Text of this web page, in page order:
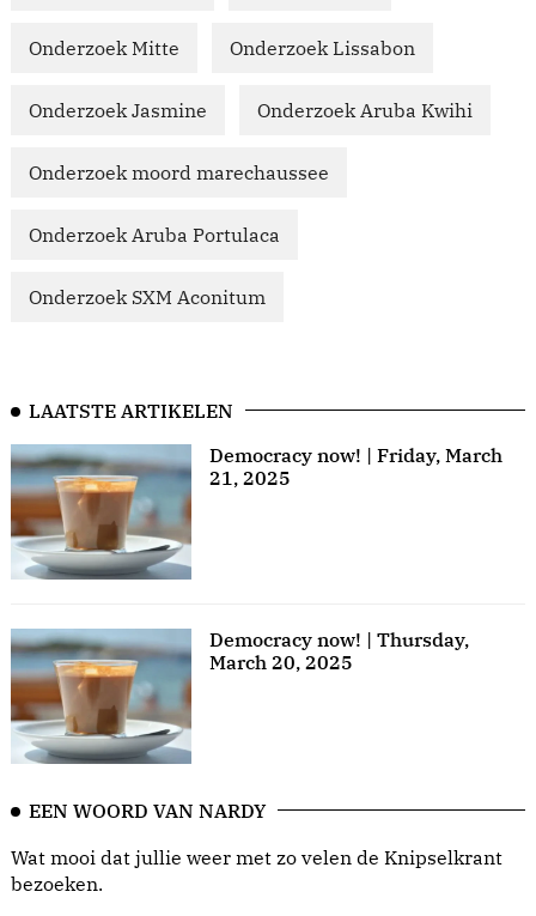
Onderzoek Mitte Onderzoek Lissabon
Onderzoek Jasmine Onderzoek Aruba Kwihi
Onderzoek moord marechaussee
Onderzoek Aruba Portulaca
Onderzoek SXM Aconitum
LAATSTE ARTIKELEN
Democracy now! | Friday, March
21, 2025
Democracy now! | Thursday,
March 20, 2025
EEN WOORD VAN NARDY
Wat mooi dat jullie weer met zo velen de Knipselkrant
bezoeken.